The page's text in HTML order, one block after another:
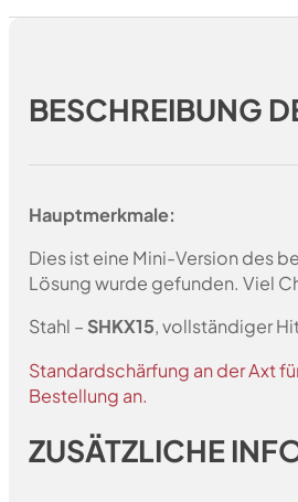
BESCHREIBUNG
Hauptmerkmale:
Dies ist eine Mini-Version des
Lösung wurde gefunden. Viel
Stahl – SHKX15, vollständiger
Standardschärfung an der Axt
Bestellung an.
ZUSÄTZLICHE